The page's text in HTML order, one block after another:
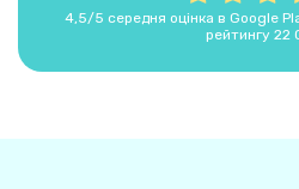
4,5/5 середня оцінка в Google
рейтингу 22